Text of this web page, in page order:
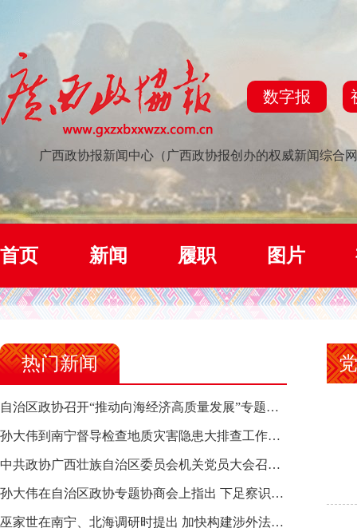
数字报
广西政协报新闻中心（广西政协报创办的权威新闻综合
首页 新闻 履职 图片
热门新闻
自治区政协召开“推动向海经济高质量发展”专题调研座谈会 钱学明出席并讲话
孙大伟到南宁督导检查地质灾害隐患大排查工作时强调 筑牢地质灾害安全防线 全力保障人民群众生命财产安全
中共政协广西壮族自治区委员会机关党员大会召开 选举产生新一届机关党委、机关纪委
孙大伟在自治区政协专题协商会上指出 下足察识谋督之功 恪尽服务大局之责 助推有色金属、关键金属产业高质量发展
巫家世在南宁、北海调研时提出 加快构建涉外法律供给集群 护航向海经济高质量发展